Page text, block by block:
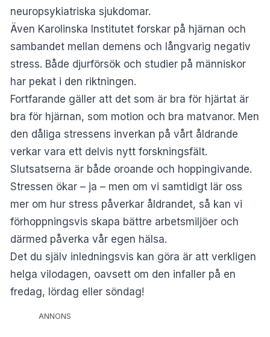
neuropsykiatriska sjukdomar.
Även Karolinska Institutet forskar på hjärnan och
sambandet mellan demens och långvarig negativ
stress. Både djurförsök och studier på människor
har pekat i den riktningen.
Fortfarande gäller att det som är bra för hjärtat är
bra för hjärnan, som motion och bra matvanor. Men
den dåliga stressens inverkan på vårt åldrande
verkar vara ett delvis nytt forskningsfält.
Slutsatserna är både oroande och hoppingivande.
Stressen ökar – ja – men om vi samtidigt lär oss
mer om hur stress påverkar åldrandet, så kan vi
förhoppningsvis skapa bättre arbetsmiljöer och
därmed påverka vår egen hälsa.
Det du själv inledningsvis kan göra är att verkligen
helga vilodagen, oavsett om den infaller på en
fredag, lördag eller söndag!
ANNONS